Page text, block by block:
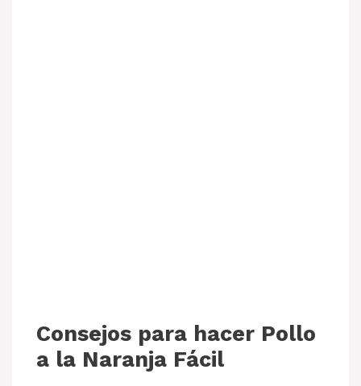
Consejos para hacer Pollo
a la Naranja Fácil